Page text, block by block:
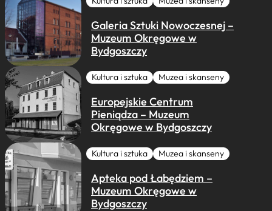
Galeria Sztuki Nowoczesnej –
Muzeum Okręgowe w
Bydgoszczy
Kultura i sztuka Muzea i skanseny
Europejskie Centrum
Pieniądza – Muzeum
Okręgowe w Bydgoszczy
Kultura i sztuka Muzea i skanseny
Apteka pod Łabędziem –
Muzeum Okręgowe w
Bydgoszczy